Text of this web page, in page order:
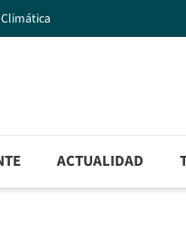
ACTUALIDAD